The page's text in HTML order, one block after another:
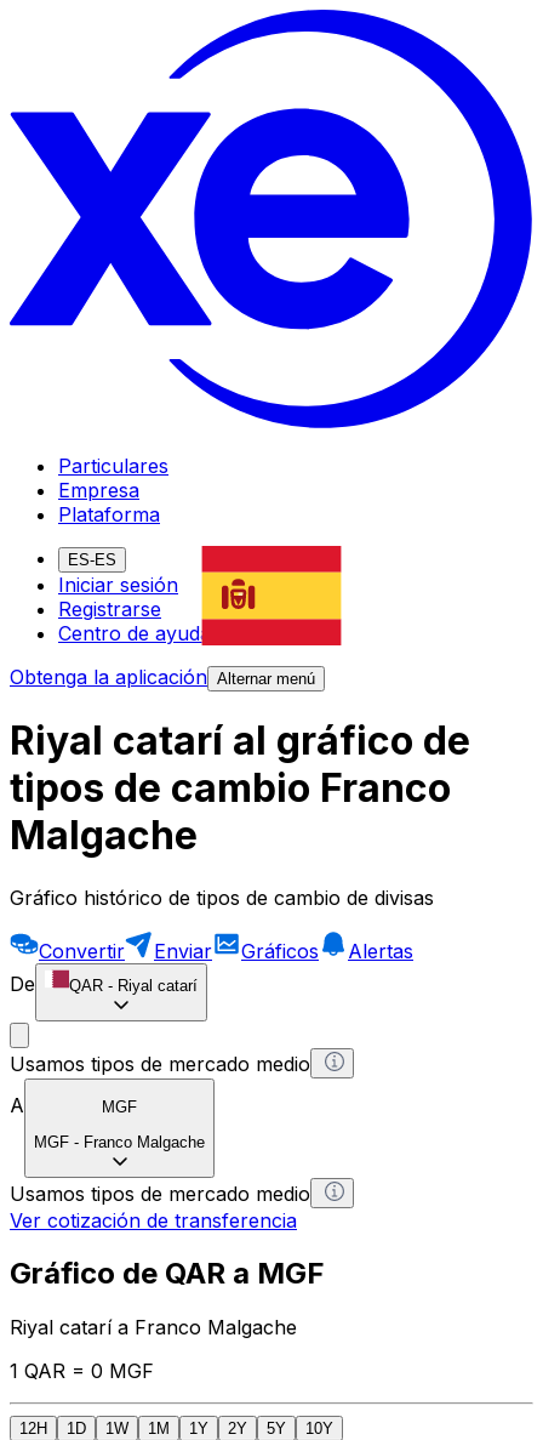
Particulares
Empresa
Plataforma
ES-ES
Iniciar sesión
Registrarse
Centro de ayuda
Obtenga la aplicación Alternar menú
Riyal catarí al gráfico de
tipos de cambio Franco
Malgache
Gráfico histórico de tipos de cambio de divisas
Convertir Enviar Gráficos
Alertas
De
QAR - Riyal catarí
Usamos tipos de mercado medio
A
MGF
MGF - Franco Malgache
Usamos tipos de mercado medio
Ver cotización de transferencia
Gráfico de QAR a MGF
Riyal catarí a Franco Malgache
1 QAR = 0 MGF
12H 1D 1W 1M 1Y 2Y 5Y 10Y